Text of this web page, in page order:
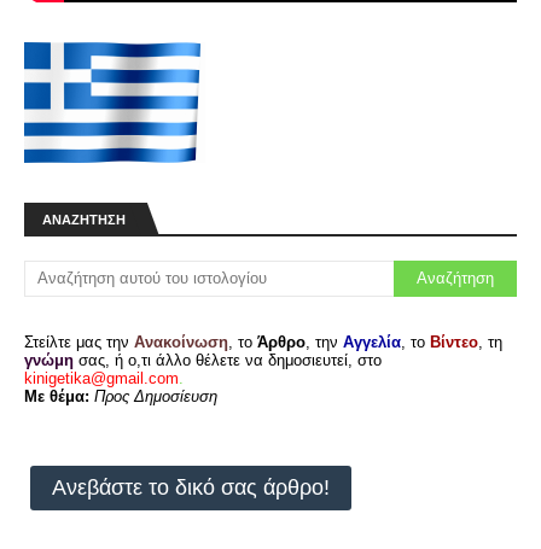
ΑΝΑΖΉΤΗΣΗ
Στείλτε μας την Ανακοίνωση , το Άρθρο , την Αγγελία , το Βίντεο , τη
γνώμη σας, ή ο,τι άλλο θέλετε να δημοσιευτεί, στο
kinigetika@gmail.com
Με θέμα: Προς Δημοσίευση
Ανεβάστε το δικό σας άρθρο!